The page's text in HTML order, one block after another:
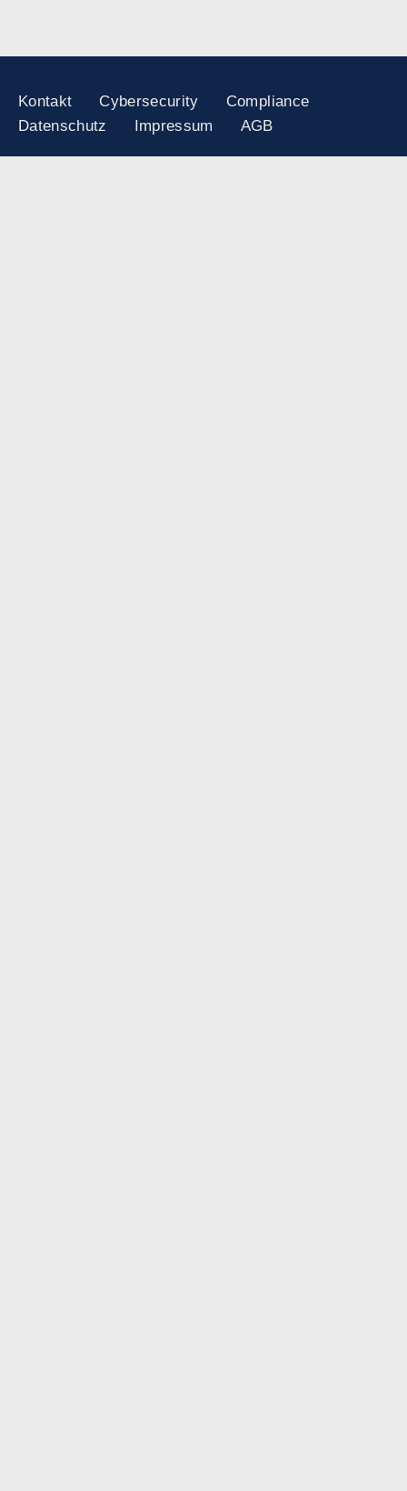
Kontakt Cybersecurity
Compliance
Datenschutz
Impressum AGB